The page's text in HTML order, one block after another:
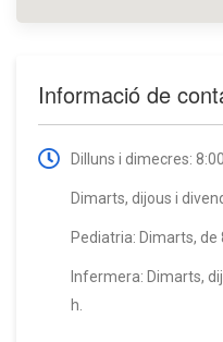
Informació de
Dilluns i dimecres:
Dimarts, dijous i
Pediatria: Dimarts, de
Infermera: Dimarts,
h.